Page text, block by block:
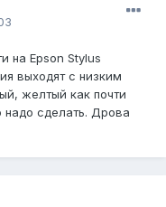
на Epson Stylus
выходят с низким
желтый как почти
надо сделать. Дрова